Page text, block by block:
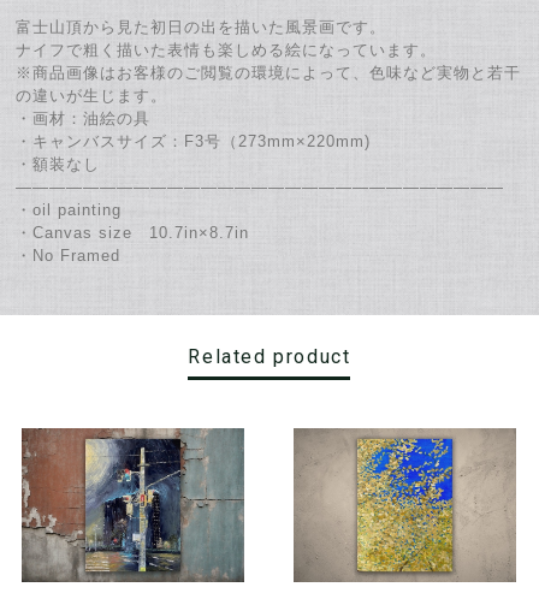
富士山頂から見た初日の出を描いた風景画です。
ナイフで粗く描いた表情も楽しめる絵になっています。
※商品画像はお客様のご閲覧の環境によって、色味など実物と若干
の違いが生じます。
・画材：油絵の具
・キャンバスサイズ：F3号（273mm×220mm)
・額装なし
―――――――――――――――――――――――――――――
・oil painting
・Canvas size 10.7in×8.7in
・No Framed
Related product